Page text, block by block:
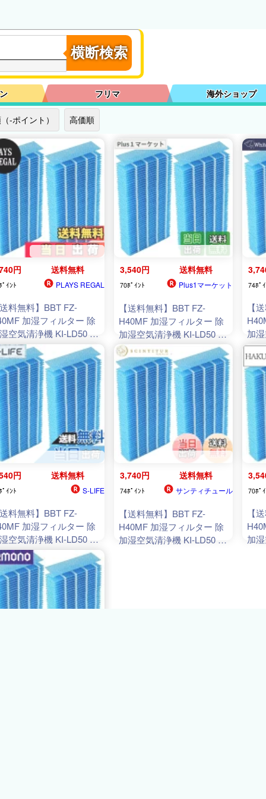
横断検索
フリマ 海外ショップ
-ポイント） 高価順
円 送料無料
ﾟｲﾝﾄ PLAYS REGAL
料無料】BBT FZ-
加湿フィルター 除
空気清浄機 KI-LD50 フ
ター KI-NS40 加湿空気
機 KI-ND50 除加湿 KI-
KI-JS40 KI-LS40 空
浄機 互換 2枚入り
3,540円 送料無料
70ﾎﾟｲﾝﾄ Plus1マーケット
【送料無料】BBT FZ-
H40MF 加湿フィルター 除
加湿空気清浄機 KI-LD50 フ
ィルター KI-NS40 加湿空気
清浄機 KI-ND50 除加湿 KI-
HS40 KI-JS40 KI-LS40 空
気清浄機 互換 2枚入り
74ﾎﾟ
【
加
ィ
清
気
円 送料無料
ﾟｲﾝﾄ S-LIFE
料無料】BBT FZ-
加湿フィルター 除
空気清浄機 KI-LD50 フ
ター KI-NS40 加湿空気
機 KI-ND50 除加湿 KI-
KI-JS40 KI-LS40 空
浄機 互換 2枚入り
3,740円 送料無料
74ﾎﾟｲﾝﾄ サンティチュール
【送料無料】BBT FZ-
H40MF 加湿フィルター 除
加湿空気清浄機 KI-LD50 フ
70ﾎﾟ
【
加